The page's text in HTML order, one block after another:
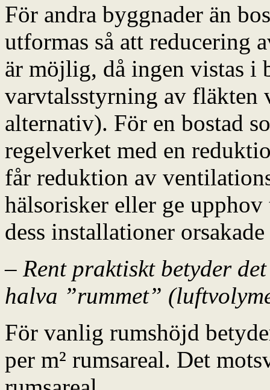
För andra byggnader än
utformas så att reducering
är möjlig, då ingen vistas i
varvtalsstyrning av fläkten
alternativ). För en bostad
regelverket med en
får reduktion av
hälsorisker eller ge
dess installationer
– Rent praktiskt betyder
halva ”rummet”
För vanlig rumshöjd
per m² rumsareal. Det